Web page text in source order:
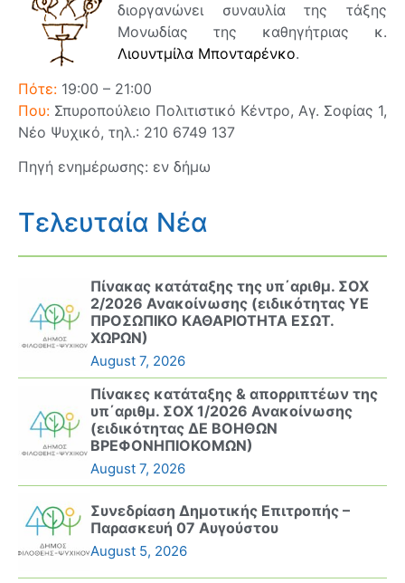
διοργανώνει συναυλία της τάξης
Μονωδίας της καθηγήτριας κ.
Λιουντμίλα Μπονταρένκο.
Πότε: 19:00 – 21:00
Που: Σπυροπούλειο Πολιτιστικό Κέντρο, Αγ. Σοφίας 1,
Νέο Ψυχικό, τηλ.: 210 6749 137
Πηγή ενημέρωσης: εν δήμω
Τελευταία Νέα
Πίνακας κατάταξης της υπ΄αριθμ. ΣΟΧ
2/2026 Ανακοίνωσης (ειδικότητας ΥΕ
ΠΡΟΣΩΠΙΚΟ ΚΑΘΑΡΙΟΤΗΤΑ ΕΣΩΤ.
ΧΩΡΩΝ)
August 7, 2026
Πίνακες κατάταξης & απορριπτέων της
υπ΄αριθμ. ΣΟΧ 1/2026 Ανακοίνωσης
(ειδικότητας ΔΕ ΒΟΗΘΩΝ
ΒΡΕΦΟΝΗΠΙΟΚΟΜΩΝ)
August 7, 2026
Συνεδρίαση Δημοτικής Επιτροπής –
Παρασκευή 07 Αυγούστου
August 5, 2026